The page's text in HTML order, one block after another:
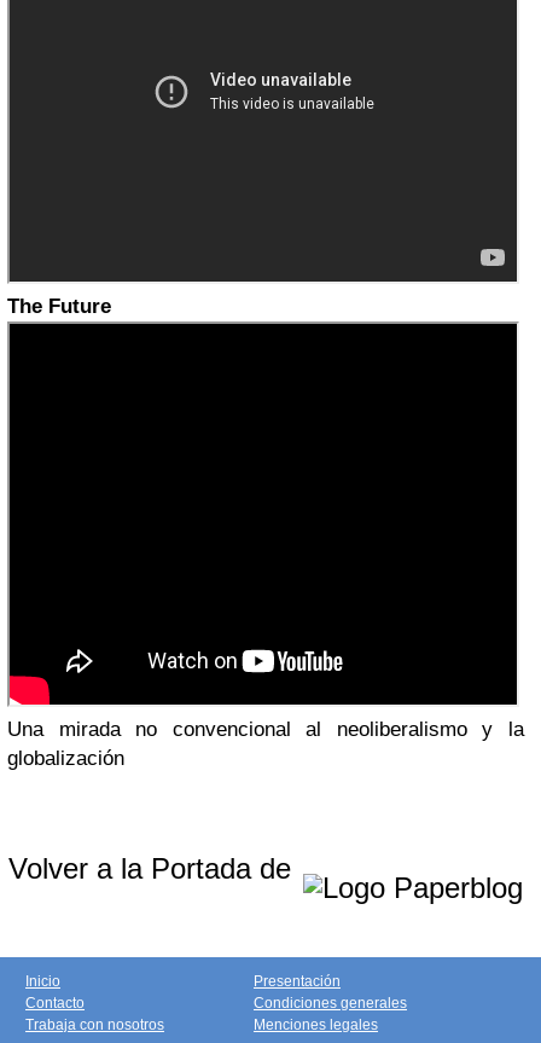
The Future
Una mirada no convencional al neoliberalismo y la
globalización
Volver a la Portada de
Inicio
Contacto
Trabaja con nosotros
Presentación
Condiciones generales
Menciones legales